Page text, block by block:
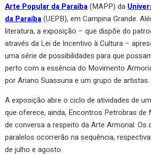
Arte Popular da Paraíba(MAPP) da
da Paraíba(UEPB), em Campina Grande.
literatura, a exposição – que dispõe do
através da Lei de Incentivo à Cultura –
uma série de possibilidades para que
perto com a essência do Movimento
por Ariano Suassuna e um grupo de artistas.
A exposição abre o ciclo de atividades de
que oferece, ainda, Encontros Petrobras de
de conversa a respeito da Arte Armorial. Os
paralelos ocorrerão na sequência,
de julho e agosto.